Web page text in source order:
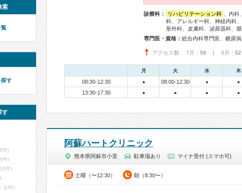
診療科： リハビリテーション科
、内
科、アレルギー科、神経内科
形外科、皮膚科、泌尿器科、
専門医・資格：
アクセス数 7月： 59 | 6月： 52
月 火 水 木
08:30-12:30 ● 08:00-12:30 ● ●
13:30-17:30 ● ● ● ●
阿蘇ハートクリニック
熊本県阿蘇市小里 駐車場あり マイナ受付 (スマホ可)
土曜（〜12:30） 朝（8:30〜）
索
覧
探す
す
件)
件)
件)
(1件)